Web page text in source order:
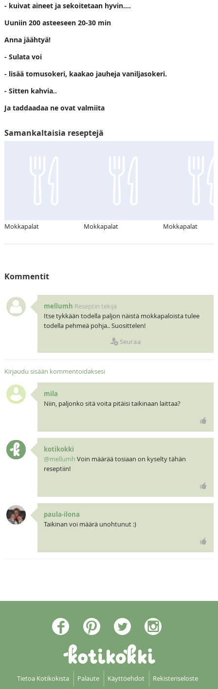
- kuivat aineet ja sekoitetaan hyvin....
Uuniin 200 asteeseen 20-30 min
Anna jäähtyä!
- Sulata voi
- lisää tomusokeri, kaakao jauheja vaniljasokeri.
- Sitten kahvia..
Ja taddaadaa ne ovat valmiita
Samankaltaisia reseptejä
Mokkapalat Mokkapalat Mokkapalat
Kommentit
mellumh Reseptin tekijä
Itse tykkään todella paljon näistä mokkapaloista tulee
todella pehmeä pohja.. Suosittelen!
Seuraa
Kirjaudu sisään kommentoidaksesi
mila
Niin, paljonko sitä voita pitäisi taikinaan laittaa?
kotikokki
@mellumh Voin määrää tosiaan on kyselty tähän
reseptiin!
paula-ilona
Taikinan voi määrä unohtunut :)
Tietoa Kotikokista Palaute Käyttöehdot Rekisteriseloste